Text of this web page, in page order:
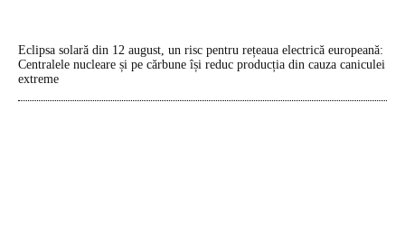
Eclipsa solară din 12 august, un risc pentru rețeaua electrică europeană:
Centralele nucleare și pe cărbune își reduc producția din cauza caniculei
extreme